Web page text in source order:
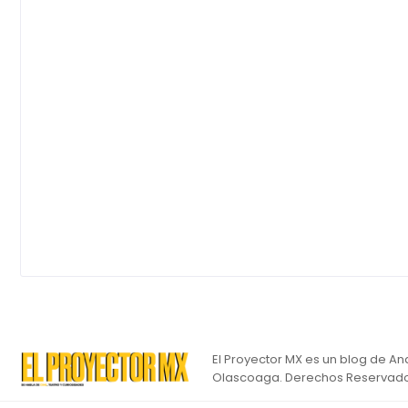
El Proyector MX es un blog de
Olascoaga. Derechos